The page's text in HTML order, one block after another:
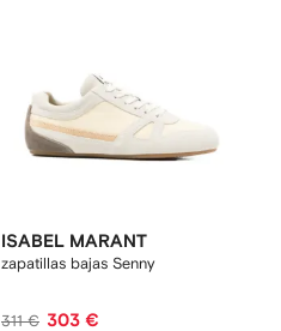
ISABEL MARANT
zapatillas bajas Senny
311 € 303 €